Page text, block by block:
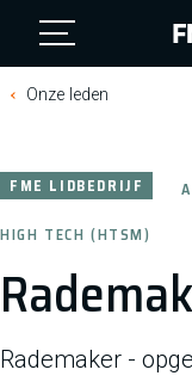
Onze leden
FME LIDBEDRIJF
HIGH TECH (HTSM)
Rademaker -